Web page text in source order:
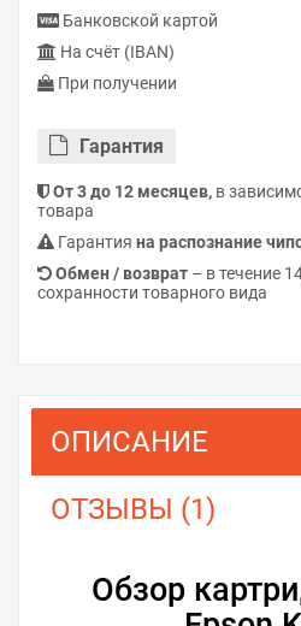
Банковской картой
На счёт (IBAN)
При получении
Гарантия
От 3 до 12 месяцев, в
товара
Гарантия на распознание
Обмен / возврат – в течение
сохранности товарного вида
ОПИСАНИЕ
ОТЗЫВЫ (1)
Обзор